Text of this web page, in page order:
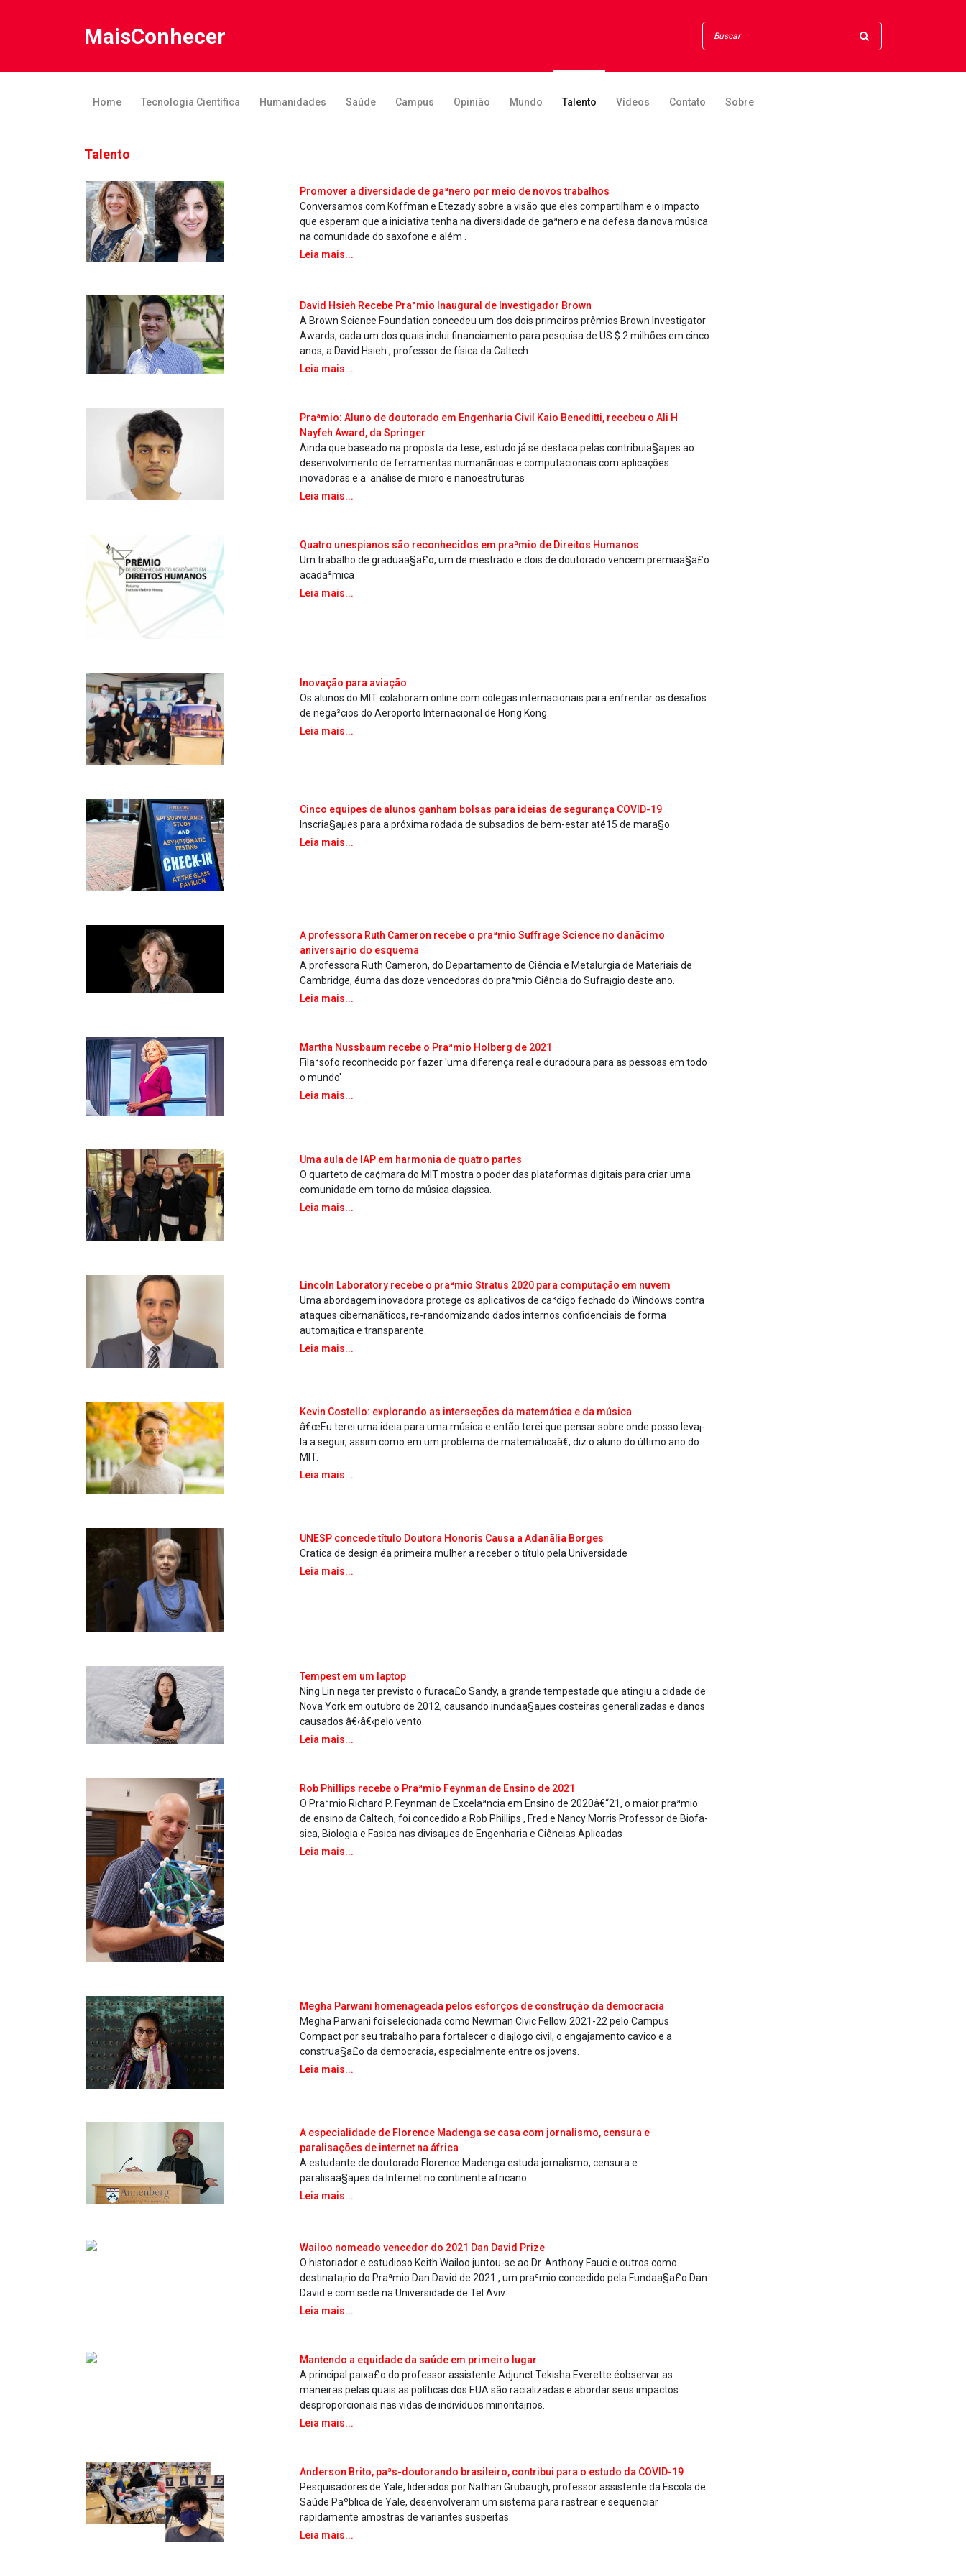
MaisConhecer
Home Tecnologia Científica Humanidades Saúde Campus Opinião Mundo Talento Vídeos Contato Sobre
Talento
Promover a diversidade de gaªnero por meio de novos trabalhos
Conversamos com Koffman e Etezady sobre a visão que eles compartilham e o impacto
que esperam que a iniciativa tenha na diversidade de gaªnero e na defesa da nova música
na comunidade do saxofone e além .
Leia mais...
David Hsieh Recebe Praªmio Inaugural de Investigador Brown
A Brown Science Foundation concedeu um dos dois primeiros prêmios Brown Investigator
Awards, cada um dos quais inclui financiamento para pesquisa de US $ 2 milhões em cinco
anos, a David Hsieh , professor de física da Caltech.
Leia mais...
Praªmio: Aluno de doutorado em Engenharia Civil Kaio Beneditti, recebeu o Ali H
Nayfeh Award, da Springer
Ainda que baseado na proposta da tese, estudo já se destaca pelas contribuia§aµes ao
desenvolvimento de ferramentas numanãricas e computacionais com aplicações
inovadoras e a análise de micro e nanoestruturas
Leia mais...
Quatro unespianos são reconhecidos em praªmio de Direitos Humanos
Um trabalho de graduaa§a£o, um de mestrado e dois de doutorado vencem premiaa§a£o
acadaªmica
Leia mais...
Inovação para aviação
Os alunos do MIT colaboram online com colegas internacionais para enfrentar os desafios
de nega³cios do Aeroporto Internacional de Hong Kong.
Leia mais...
Cinco equipes de alunos ganham bolsas para ideias de segurança COVID-19
Inscria§aµes para a próxima rodada de subsa­dios de bem-estar até15 de mara§o
Leia mais...
A professora Ruth Cameron recebe o praªmio Suffrage Science no danãcimo
aniversa¡rio do esquema
A professora Ruth Cameron, do Departamento de Ciência e Metalurgia de Materiais de
Cambridge, éuma das doze vencedoras do praªmio Ciência do Sufra¡gio deste ano.
Leia mais...
Martha Nussbaum recebe o Praªmio Holberg de 2021
Fila³sofo reconhecido por fazer 'uma diferença real e duradoura para as pessoas em todo
o mundo'
Leia mais...
Uma aula de IAP em harmonia de quatro partes
O quarteto de ca¢mara do MIT mostra o poder das plataformas digitais para criar uma
comunidade em torno da música cla¡ssica.
Leia mais...
Lincoln Laboratory recebe o praªmio Stratus 2020 para computação em nuvem
Uma abordagem inovadora protege os aplicativos de ca³digo fechado do Windows contra
ataques cibernanãticos, re-randomizando dados internos confidenciais de forma
automa¡tica e transparente.
Leia mais...
Kevin Costello: explorando as interseções da matemática e da música
â€œEu terei uma ideia para uma música e então terei que pensar sobre onde posso leva¡-
la a seguir, assim como em um problema de matemáticaâ€, diz o aluno do último ano do
MIT.
Leia mais...
UNESP concede tí­tulo Doutora Honoris Causa a Adanãlia Borges
Cra­tica de design éa primeira mulher a receber o tí­tulo pela Universidade
Leia mais...
Tempest em um laptop
Ning Lin nega ter previsto o furaca£o Sandy, a grande tempestade que atingiu a cidade de
Nova York em outubro de 2012, causando inundaa§aµes costeiras generalizadas e danos
causados â€‹â€‹pelo vento.
Leia mais...
Rob Phillips recebe o Praªmio Feynman de Ensino de 2021
O Praªmio Richard P. Feynman de Excelaªncia em Ensino de 2020â€“21, o maior praªmio
de ensino da Caltech, foi concedido a Rob Phillips , Fred e Nancy Morris Professor de Biofa­
sica, Biologia e Fa­sica nas divisaµes de Engenharia e Ciências Aplicadas
Leia mais...
Megha Parwani homenageada pelos esforços de construção da democracia
Megha Parwani foi selecionada como Newman Civic Fellow 2021-22 pelo Campus
Compact por seu trabalho para fortalecer o dia¡logo civil, o engajamento ca­vico e a
construa§a£o da democracia, especialmente entre os jovens.
Leia mais...
A especialidade de Florence Madenga se casa com jornalismo, censura e
paralisações de internet na áfrica
A estudante de doutorado Florence Madenga estuda jornalismo, censura e
paralisaa§aµes da Internet no continente africano
Leia mais...
Wailoo nomeado vencedor do 2021 Dan David Prize
O historiador e estudioso Keith Wailoo juntou-se ao Dr. Anthony Fauci e outros como
destinata¡rio do Praªmio Dan David de 2021 , um praªmio concedido pela Fundaa§a£o Dan
David e com sede na Universidade de Tel Aviv.
Leia mais...
Mantendo a equidade da saúde em primeiro lugar
A principal paixa£o do professor assistente Adjunct Tekisha Everette éobservar as
maneiras pelas quais as políticas dos EUA são racializadas e abordar seus impactos
desproporcionais nas vidas de indivíduos minorita¡rios.
Leia mais...
Anderson Brito, pa³s-doutorando brasileiro, contribui para o estudo da COVID-19
Pesquisadores de Yale, liderados por Nathan Grubaugh, professor assistente da Escola de
Saúde Paºblica de Yale, desenvolveram um sistema para rastrear e sequenciar
rapidamente amostras de variantes suspeitas.
Leia mais...